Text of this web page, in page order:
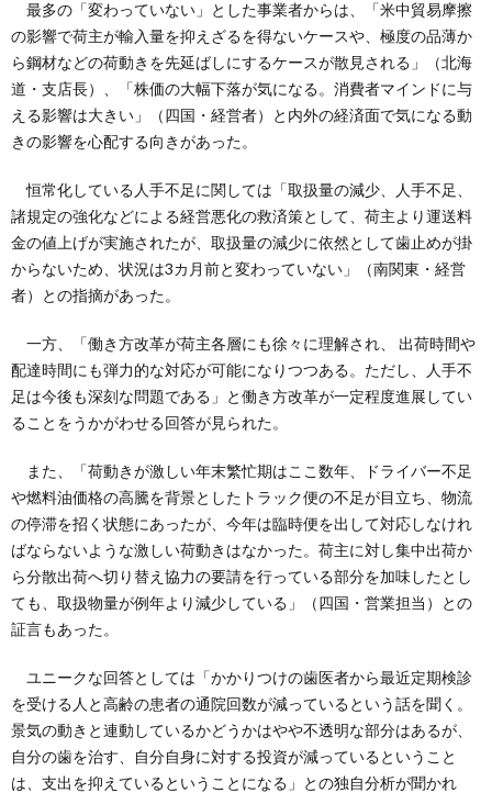
最多の「変わっていない」とした事業者からは、「米中貿易摩擦
の影響で荷主が輸入量を抑えざるを得ないケースや、極度の品薄か
ら鋼材などの荷動きを先延ばしにするケースが散見される」（北海
道・支店長）、「株価の大幅下落が気になる。消費者マインドに与
える影響は大きい」（四国・経営者）と内外の経済面で気になる動
きの影響を心配する向きがあった。
恒常化している人手不足に関しては「取扱量の減少、人手不足、
諸規定の強化などによる経営悪化の救済策として、荷主より運送料
金の値上げが実施されたが、取扱量の減少に依然として歯止めが掛
からないため、状況は3カ月前と変わっていない」（南関東・経営
者）との指摘があった。
一方、「働き方改革が荷主各層にも徐々に理解され、 出荷時間や
配達時間にも弾力的な対応が可能になりつつある。ただし、人手不
足は今後も深刻な問題である」と働き方改革が一定程度進展してい
ることをうかがわせる回答が見られた。
また、「荷動きが激しい年末繁忙期はここ数年、ドライバー不足
や燃料油価格の高騰を背景としたトラック便の不足が目立ち、物流
の停滞を招く状態にあったが、今年は臨時便を出して対応しなけれ
ばならないような激しい荷動きはなかった。荷主に対し集中出荷か
ら分散出荷へ切り替え協力の要請を行っている部分を加味したとし
ても、取扱物量が例年より減少している」（四国・営業担当）との
証言もあった。
ユニークな回答としては「かかりつけの歯医者から最近定期検診
を受ける人と高齢の患者の通院回数が減っているという話を聞く。
景気の動きと連動しているかどうかはやや不透明な部分はあるが、
自分の歯を治す、自分自身に対する投資が減っているということ
は、支出を抑えているということになる」との独自分析が聞かれ